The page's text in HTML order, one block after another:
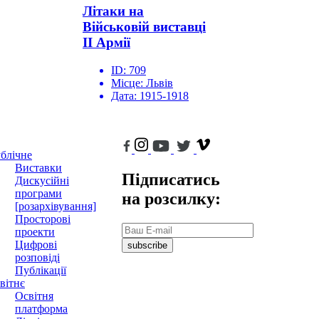
Літаки на
Військовій виставці
ІІ Армії
ID: 709
Місце: Львів
Дата: 1915-1918
Виставки
Дискусійні
програми
[розархівування]
Просторові
проекти
Цифрові
розповіді
Публікації
Освітня
платформа
Підписатись
на розсилку:
subscribe